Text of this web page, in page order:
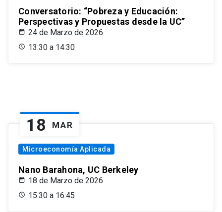
Conversatorio: “Pobreza y Educación:
Perspectivas y Propuestas desde la UC”
24 de Marzo de 2026
13:30 a 14:30
18 MAR
Microeconomía Aplicada
Nano Barahona, UC Berkeley
18 de Marzo de 2026
15:30 a 16:45